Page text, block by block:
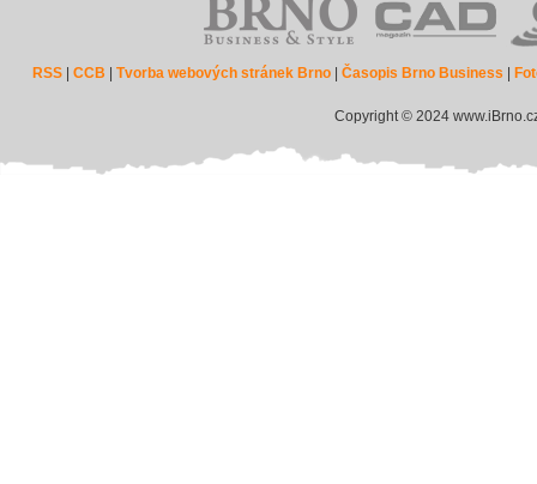
RSS |CCB |Tvorba webových stránek Brno |Časopis Brno Business
Copyright © 2024